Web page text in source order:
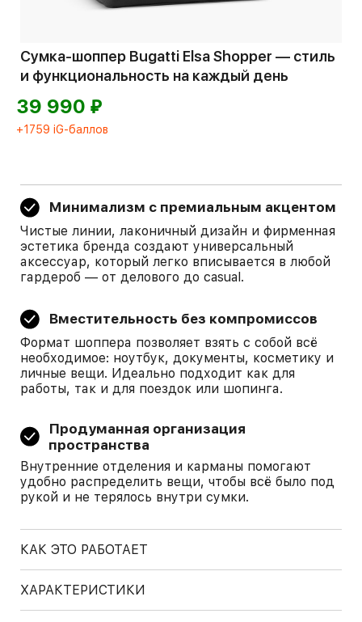
Сумка-шоппер Bugatti Elsa Shopper — стиль
и функциональность на каждый день
39 990 ⃏
+1759 iG-баллов
Минимализм с премиальным акцентом
Чистые линии, лаконичный дизайн и фирменная
эстетика бренда создают универсальный
аксессуар, который легко вписывается в любой
гардероб — от делового до casual.
Вместительность без компромиссов
Формат шоппера позволяет взять с собой всё
необходимое: ноутбук, документы, косметику и
личные вещи. Идеально подходит как для
работы, так и для поездок или шопинга.
Продуманная организация
пространства
Внутренние отделения и карманы помогают
удобно распределить вещи, чтобы всё было под
рукой и не терялось внутри сумки.
КАК ЭТО РАБОТАЕТ
ХАРАКТЕРИСТИКИ